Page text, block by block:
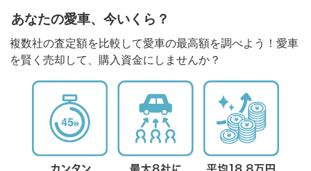
あなたの愛車、今いくら？
複数社の査定額を比較して愛車の最高額を調べよう！愛車
を賢く売却して、購入資金にしませんか？